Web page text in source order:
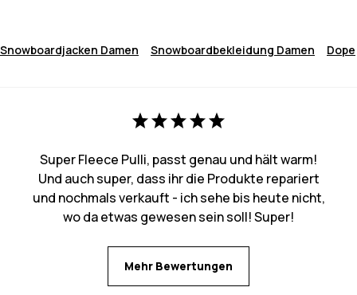
Snowboardjacken Damen Snowboardbekleidung Damen Dope
Super Fleece Pulli, passt genau und hält warm!
Und auch super, dass ihr die Produkte repariert
und nochmals verkauft - ich sehe bis heute nicht,
wo da etwas gewesen sein soll! Super!
Mehr Bewertungen